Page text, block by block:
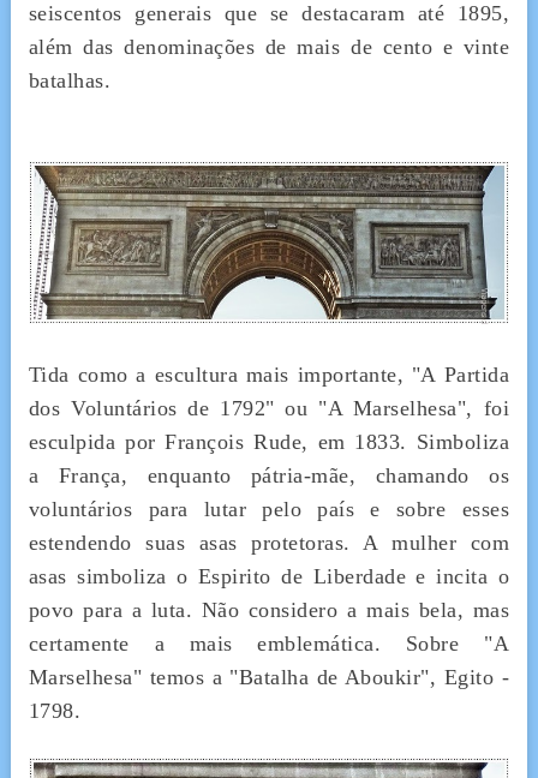
seiscentos generais que se destacaram até 1895,
alémdas denominações de mais de cento e vinte
batalhas.
Tida como a escultura mais importante, "A Partida
dos Voluntários de 1792" ou "A Marselhesa", foi
esculpida por François Rude, em 1833. Simboliza
a França, enquanto pátria-mãe, chamando os
voluntários para lutar pelo país e sobre esses
estendendo suas asas protetoras. A mulher com
asas simboliza o Espirito de Liberdade e incita o
povo para a luta. Não considero a mais bela, mas
certamente a mais emblemática. Sobre "A
Marselhesa" temos a "Batalha de Aboukir", Egito -
1798.